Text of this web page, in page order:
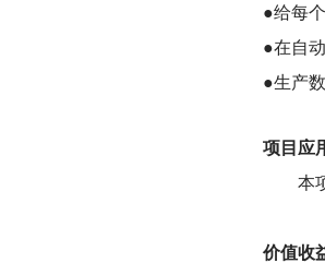
●给每
●在自
●生产
项目应
本项
价值收